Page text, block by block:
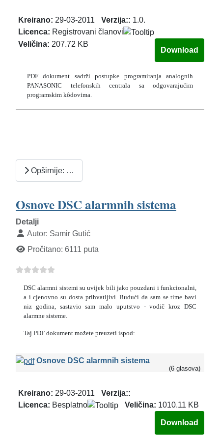
Kreirano: 29-03-2011 Verzija:: 1.0.
Licenca: Registrovani članovi
Veličina: 207.72 KB
PDF dokument sadrži postupke programiranja analognih
PANASONIC telefonskih centrala sa odgovarajućim
programskim kôdovima.
Opširnije: …
Osnove DSC alarmnih sistema
Detalji
Autor: Samir Gutić
Pročitano: 6111 puta
DSC alarmni sistemi su uvijek bili jako pouzdani i funkcionalni,
a i cjenovno su dosta prihvatljivi. Budući da sam se time bavi
niz godina, sastavio sam malo uputstvo - vodič kroz DSC
alarmne sisteme.
Taj PDF dokument možete preuzeti ispod:
Osnove DSC alarmnih sistema
(6 glasova)
Kreirano: 29-03-2011
Verzija::
Licenca: Besplatno Veličina: 1010.11 KB